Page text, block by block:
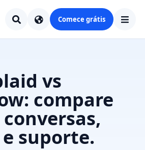
Comece grátis
vs
compare
suporte.